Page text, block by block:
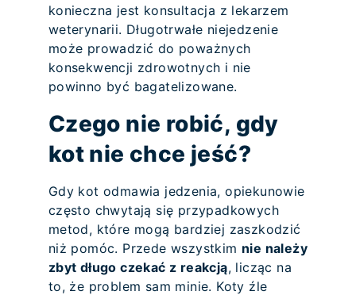
konieczna jest konsultacja z lekarzem
weterynarii. Długotrwałe niejedzenie
może prowadzić do poważnych
konsekwencji zdrowotnych i nie
powinno być bagatelizowane.
Czego nie robić, gdy
kot nie chce jeść?
Gdy kot odmawia jedzenia, opiekunowie
często chwytają się przypadkowych
metod, które mogą bardziej zaszkodzić
niż pomóc. Przede wszystkim nie należy
zbyt długo czekać z reakcją, licząc na
to, że problem sam minie. Koty źle